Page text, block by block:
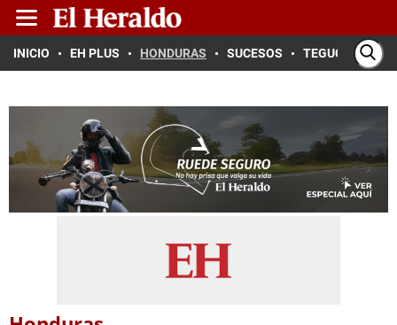
INICIO EH PLUS HONDURAS SUCESOS TEGUCIGALPA